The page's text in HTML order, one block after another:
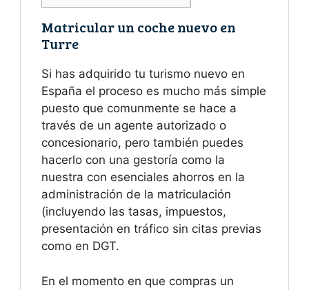
Matricular un coche nuevo en
Turre
Si has adquirido tu turismo nuevo en
España el proceso es mucho más simple
puesto que comunmente se hace a
través de un agente autorizado o
concesionario, pero también puedes
hacerlo con una gestoría como la
nuestra con esenciales ahorros en la
administración de la matriculación
(incluyendo las tasas, impuestos,
presentación en tráfico sin citas previas
como en DGT.
En el momento en que compras un